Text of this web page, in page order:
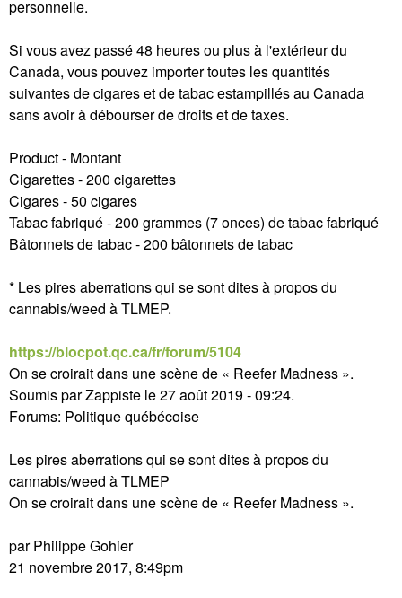
personnelle.
Si vous avez passé 48 heures ou plus à l'extérieur du
Canada, vous pouvez importer toutes les quantités
suivantes de cigares et de tabac estampillés au Canada
sans avoir à débourser de droits et de taxes.
Product - Montant
Cigarettes - 200 cigarettes
Cigares - 50 cigares
Tabac fabriqué - 200 grammes (7 onces) de tabac fabriqué
Bâtonnets de tabac - 200 bâtonnets de tabac
* Les pires aberrations qui se sont dites à propos du
cannabis/weed à TLMEP.
https://blocpot.qc.ca/fr/forum/5104
On se croirait dans une scène de « Reefer Madness ».
Soumis par Zappiste le 27 août 2019 - 09:24.
Forums: Politique québécoise
Les pires aberrations qui se sont dites à propos du
cannabis/weed à TLMEP
On se croirait dans une scène de « Reefer Madness ».
par Philippe Gohier
21 novembre 2017, 8:49pm